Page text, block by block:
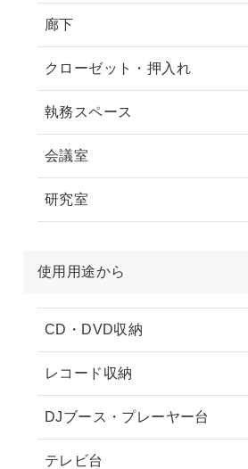
廊下
クローゼット・押入れ
執務スペース
会議室
研究室
使用用途から
CD・DVD収納
レコード収納
DJブース・プレーヤー台
テレビ台